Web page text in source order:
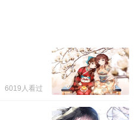
6019人看过